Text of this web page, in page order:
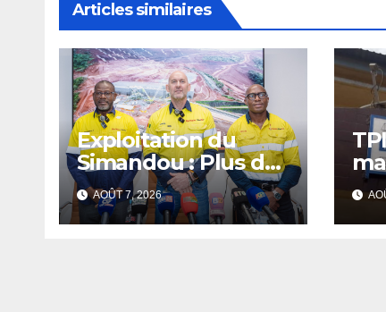
Articles similaires
Exploitation du
Simandou : Plus de
2 millions de tonnes
de fer exportées
AOÛT 7, 2026
12